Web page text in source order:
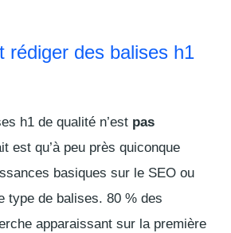
rédiger des balises h1
h1 de qualité n’est pas
est qu’à peu près quiconque
basiques sur le SEO ou
type de balises. 80 % des
apparaissant sur la première